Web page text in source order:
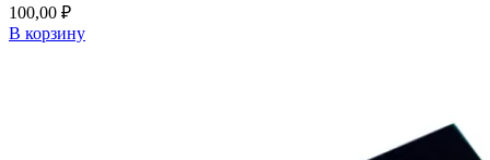
100,00 ₽
В корзину